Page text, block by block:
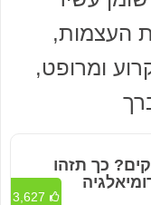
העצמות,
ומרופט,
כך תזהו
3,627